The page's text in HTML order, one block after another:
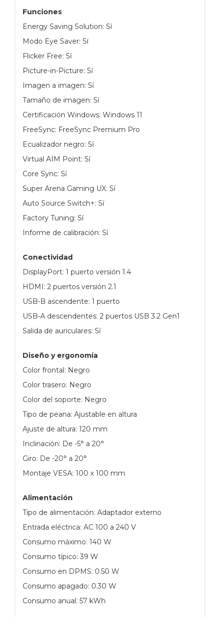
Funciones
Energy Saving Solution: Sí
Modo Eye Saver: Sí
Flicker Free: Sí
Picture-in-Picture: Sí
Imagen a imagen: Sí
Tamaño de imagen: Sí
Certificación Windows: Windows 11
FreeSync: FreeSync Premium Pro
Ecualizador negro: Sí
Virtual AIM Point: Sí
Core Sync: Sí
Super Arena Gaming UX: Sí
Auto Source Switch+: Sí
Factory Tuning: Sí
Informe de calibración: Sí
Conectividad
DisplayPort: 1 puerto versión 1.4
HDMI: 2 puertos versión 2.1
USB-B ascendente: 1 puerto
USB-A descendentes: 2 puertos USB 3.2 Gen1
Salida de auriculares: Sí
Diseño y ergonomía
Color frontal: Negro
Color trasero: Negro
Color del soporte: Negro
Tipo de peana: Ajustable en altura
Ajuste de altura: 120 mm
Inclinación: De -5° a 20°
Giro: De -20° a 20°
Montaje VESA: 100 x 100 mm
Alimentación
Tipo de alimentación: Adaptador externo
Entrada eléctrica: AC 100 a 240 V
Consumo máximo: 140 W
Consumo típico: 39 W
Consumo en DPMS: 0.50 W
Consumo apagado: 0.30 W
Consumo anual: 57 kWh